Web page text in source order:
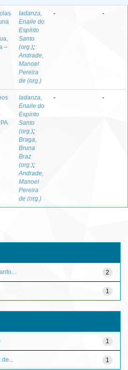
–
Iadanza,
Enaile do
Espírito
Santo
(org.);
Andrade,
Manoel
Pereira
de (org.)
- -
Iadanza,
Enaile do
Espírito
Santo
(org.);
Braga,
Bruna
Braz
(org.);
Andrade,
Manoel
Pereira
de (org.)
- -
2
1
1
1